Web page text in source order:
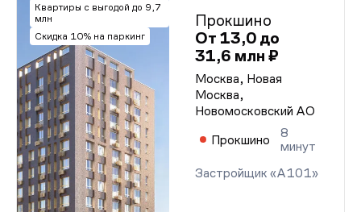
Квартиры с выгодой до 9,7
млн
Скидка 10% на паркинг
Прокшино
От 13,0 до
31,6 млн ₽
Москва, Новая
Москва,
Новомосковский АО
Прокшино
8
минут
Застройщик «А101»